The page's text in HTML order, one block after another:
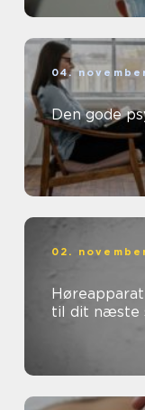
04.
Den gode
02.
til dit næste